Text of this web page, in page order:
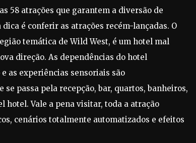
58 atrações que garantem a diversão de
é conferir as atrações recém-lançadas. O
temática de Wild West, é um hotel mal
direção. As dependências do hotel
as experiências sensoriais são
passa pela recepção, bar, quartos, banheiros,
hotel. Vale a pena visitar, toda a atração
cenários totalmente automatizados e efeitos